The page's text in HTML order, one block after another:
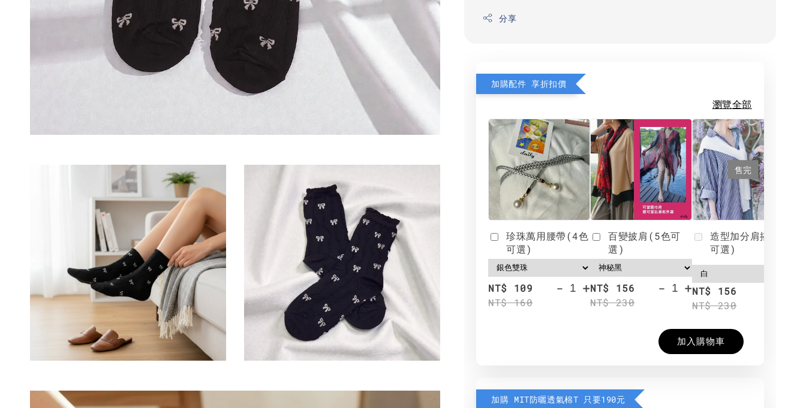
分享
加購配件 享折扣價
瀏覽全部
珍珠萬用腰帶(4色
可選)
NT$ 109
NT$ 160
- +
百變披肩(5色可
選)
NT$ 156
NT$ 230
- +
售完
造型加分肩搭(4色
可選)
NT$ 156
NT$ 230
加入購物車
加購 MIT防曬透氣棉T 只要190元